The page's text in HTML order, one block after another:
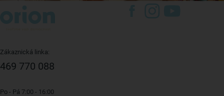
Zákaznická linka:
469 770 088
Po - Pá 7:00 - 16:00